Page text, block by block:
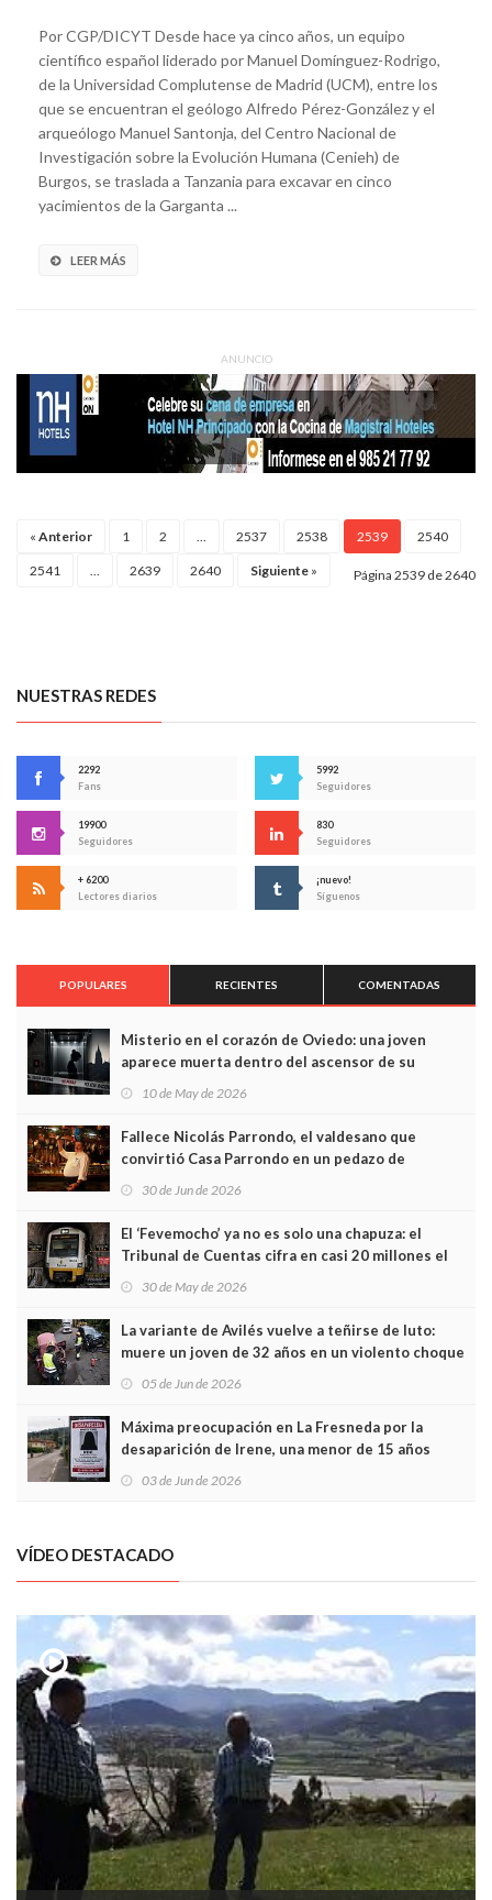
Por CGP/DICYT Desde hace ya cinco años, un equipo
científico español liderado por Manuel Domínguez-Rodrigo,
de la Universidad Complutense de Madrid (UCM), entre los
que se encuentran el geólogo Alfredo Pérez-González y el
arqueólogo Manuel Santonja, del Centro Nacional de
Investigación sobre la Evolución Humana (Cenieh) de
Burgos, se traslada a Tanzania para excavar en cinco
yacimientos de la Garganta ...
LEER MÁS
ANUNCIO
« Anterior 1 2 2537 2538 2539 2540
2541 2639 2640 Siguiente » Página 2539 de 2640
NUESTRAS REDES
2292
Fans
5992
Seguidores
19900
Seguidores
830
Seguidores
+ 6200
Lectores diarios
¡nuevo!
Síguenos
POPULARES RECIENTES COMENTADAS
Misterio en el corazón de Oviedo: una joven
aparece muerta dentro del ascensor de su
10 de May de 2026
Fallece Nicolás Parrondo, el valdesano que
convirtió Casa Parrondo en un pedazo de
30 de Jun de 2026
El ‘Fevemocho’ ya no es solo una chapuza: el
Tribunal de Cuentas cifra en casi 20 millones el
30 de May de 2026
La variante de Avilés vuelve a teñirse de luto:
muere un joven de 32 años en un violento choque
05 de Jun de 2026
Máxima preocupación en La Fresneda por la
desaparición de Irene, una menor de 15 años
03 de Jun de 2026
VÍDEO DESTACADO